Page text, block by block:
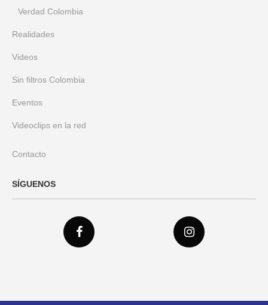
Verdad Colombia
Realidades
Videos
Sin filtros Colombia
Eventos
Videoclips en la red
Contacto
SÍGUENOS